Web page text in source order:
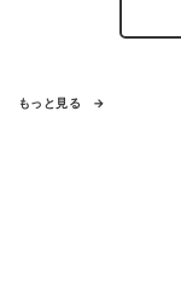
もっと見る